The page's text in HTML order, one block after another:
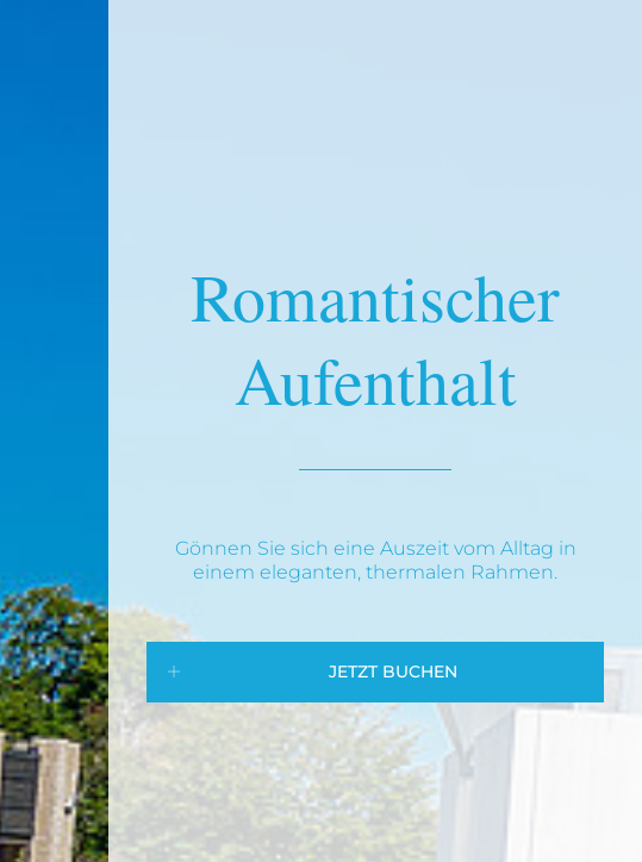
Romantischer
Aufenthalt
Gönnen Sie sich eine Auszeit vom Alltag in
einem eleganten, thermalen Rahmen.
JETZT BUCHEN